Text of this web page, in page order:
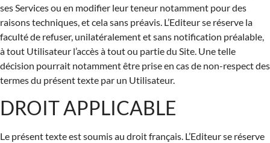
ses Services ou en modifier leur teneur notamment pour des
raisons techniques, et cela sans préavis. L’Editeur se réserve la
faculté de refuser, unilatéralement et sans notification préalable,
à tout Utilisateur l’accès à tout ou partie du Site. Une telle
décision pourrait notamment être prise en cas de non-respect des
termes du présent texte par un Utilisateur.
DROIT APPLICABLE
Le présent texte est soumis au droit français. L’Editeur se réserve